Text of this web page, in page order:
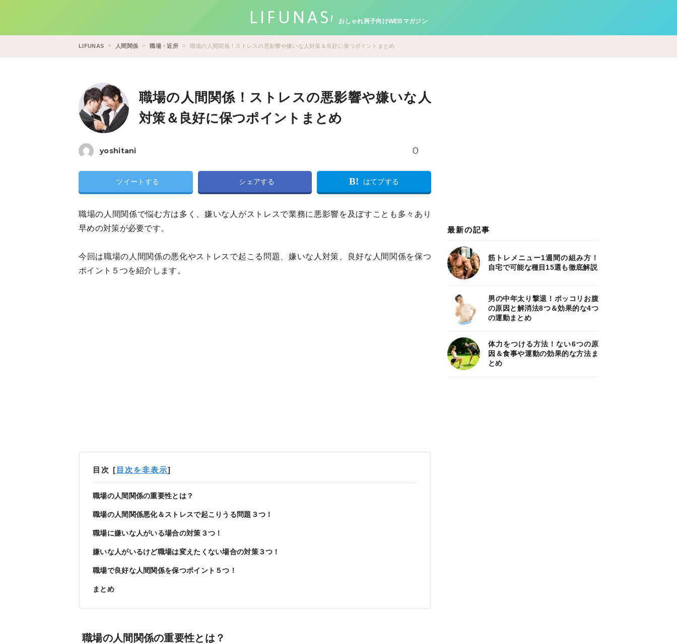
LIFUNAS おしゃれ男子向けWEBマガジン
LIFUNAS 人間関係 職場・近所 職場の人間関係！ストレスの悪影響や嫌いな人対策＆良好に保つポイントまとめ
職場の人間関係！ストレスの悪影響や嫌いな人
対策＆良好に保つポイントまとめ
yoshitani 0
ツイートする シェアする B! はてブする
職場の人間関係で悩む方は多く、嫌いな人がストレスで業務に悪影響を及ぼすことも多々あり
早めの対策が必要です。
今回は職場の人間関係の悪化やストレスで起こる問題、嫌いな人対策、良好な人間関係を保つ
ポイント５つを紹介します。
目次 [ 目次を非表示]
職場の人間関係の重要性とは？
職場の人間関係悪化＆ストレスで起こりうる問題３つ！
職場に嫌いな人がいる場合の対策３つ！
嫌いな人がいるけど職場は変えたくない場合の対策３つ！
職場で良好な人間関係を保つポイント５つ！
まとめ
職場の人間関係の重要性とは？
最新の記事
筋トレメニュー1週間の組み方！
自宅で可能な種目15選も徹底解説
男の中年太り撃退！ポッコリお腹
の原因と解消法8つ＆効果的な4つ
の運動まとめ
体力をつける方法！ない6つの原
因＆食事や運動の効果的な方法ま
とめ